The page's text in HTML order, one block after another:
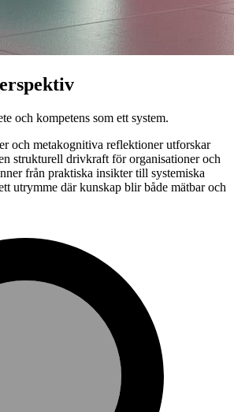
och kompetens som ett system.
och metakognitiva reflektioner utforskar
strukturell drivkraft för organisationer och
från praktiska insikter till systemiska
utrymme där kunskap blir både mätbar och